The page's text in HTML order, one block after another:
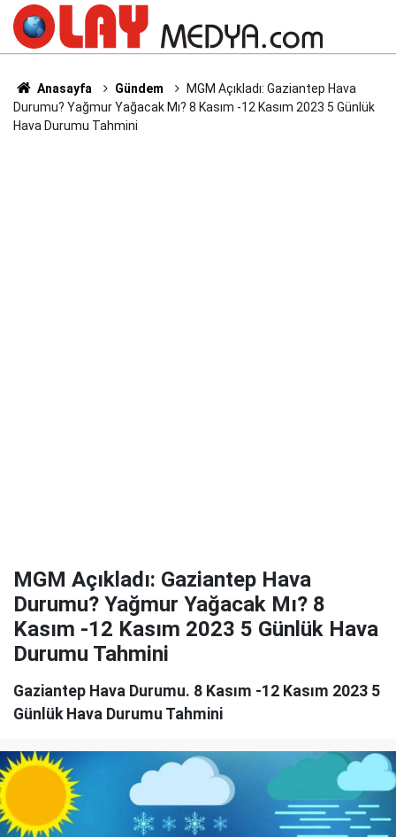
Anasayfa Gündem
MGM Açıkladı: Gaziantep Hava
Durumu? Yağmur Yağacak Mı? 8 Kasım -12 Kasım 2023 5 Günlük
Hava Durumu Tahmini
MGM Açıkladı: Gaziantep Hava
Durumu? Yağmur Yağacak Mı? 8
Kasım -12 Kasım 2023 5 Günlük Hava
Durumu Tahmini
Gaziantep Hava Durumu. 8 Kasım -12 Kasım 2023 5
Günlük Hava Durumu Tahmini